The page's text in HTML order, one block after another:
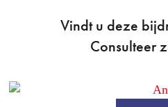
Vindt u deze
Consulteer